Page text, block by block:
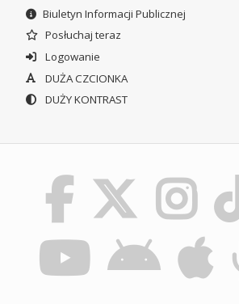
Biuletyn Informacji Publicznej
Posłuchaj teraz
Logowanie
DUŻA CZCIONKA
DUŻY KONTRAST